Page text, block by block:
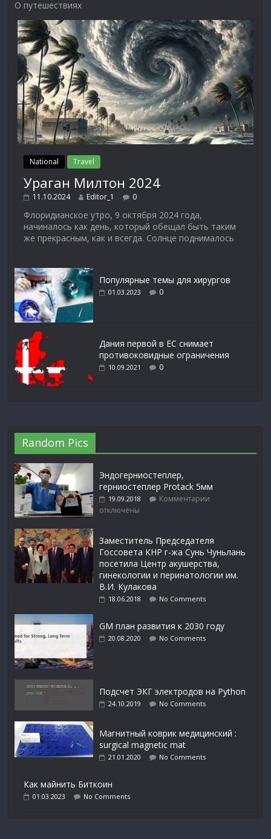
О путешествиях
National Travel
Ураган Милтон 2024
11.10.2024 Editor_1 0
Флоридианское утро, 9 октября 2024 года,
начиналось как день, который обещал быть таким
же прекрасным, как и всегда. Солнце поднималось
Популярные темы для хирургов
01.03.2023 0
Дания первой в ЕС снимает
противоковидные ограничения
10.09.2021 0
Random Pics
Эндогерниостеплер,
герниостеплер Protack 5мм
19.09.2018
Комментарии
отключены
Заместитель Председателя
Госсовета КНР г-жа Сунь Чуньлань
посетила Центр акушерства,
гинекологии и перинатологии им.
В.И. Кулакова
18.06.2018 No Comments
GM план развития к 2030 году
20.08.2020 No Comments
Подсчет ЭКГ электродов на Python
24.10.2019 No Comments
Магнитный коврик медицинский :
surgical magnetic mat
21.01.2020 No Comments
Как майнить Биткоин
01.03.2023 No Comments